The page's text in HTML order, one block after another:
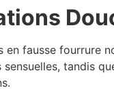
fausse fourrure
tandis